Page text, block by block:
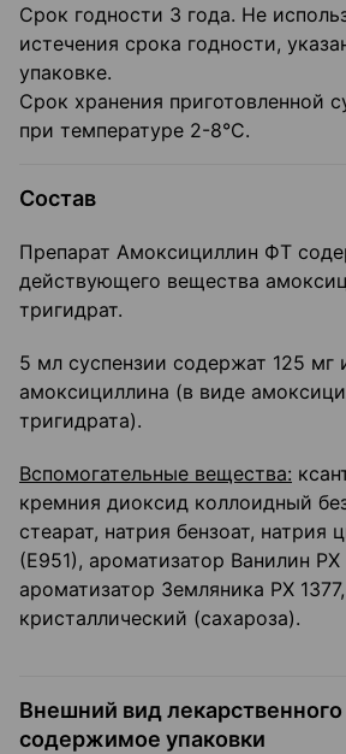
Срок годности 3 года. Не
истечения срока годности,
упаковке.
Срок хранения приготовленной
при температуре 2-8°C.
Состав
Препарат Амоксициллин ФТ
действующего вещества
тригидрат.
5 мл суспензии содержат 125 мг
амоксициллина (в виде
тригидрата).
Вспомогательные вещества:
кремния диоксид коллоидный
стеарат, натрия бензоат, натрия
(Е951), ароматизатор Ванилин РХ
ароматизатор Земляника РХ
кристаллический (сахароза).
Внешний вид лекарственного
содержимое упаковки